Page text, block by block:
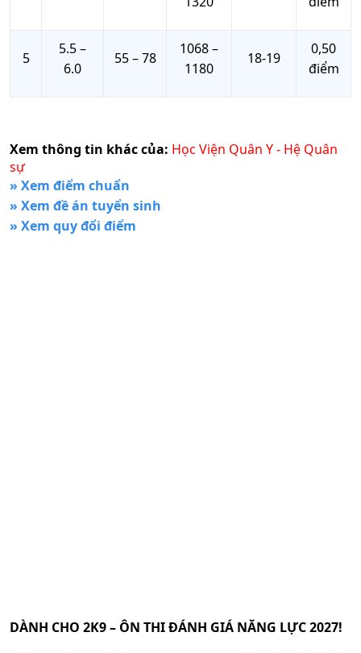
5
5.5 –
6.0
55 – 78
1068 –
1180
18-19
0,50
điểm
Xem thông tin khác của: Học Viện Quân Y - Hệ Quân
sự
» Xem điểm chuẩn
» Xem đề án tuyển sinh
» Xem quy đổi điểm
DÀNH CHO 2K9 – ÔN THI ĐÁNH GIÁ NĂNG LỰC 2027!